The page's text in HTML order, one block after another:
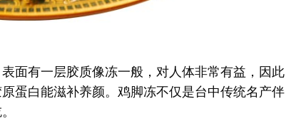
面有一层胶质像冻一般，对人体非常有益，因此
蛋白能滋补养颜。鸡脚冻不仅是台中传统名产伴